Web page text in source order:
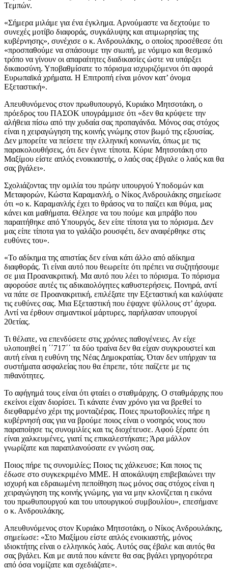
Τεμπών.
«Σήμερα μιλάμε για ένα έγκλημα. Αρνούμαστε να δεχτούμε το
συνεχές μοτίβο διαφοράς, συγκάλυψης και ατιμωρησίας της
κυβέρνησης», συνέχισε ο κ. Ανδρουλάκης, ο οποίος προσέθεσε ότι
«προσπαθούμε να σπάσουμε την σιωπή, με νόμιμο και θεσμικό
τρόπο να γίνουν οι απαραίτητες διαδικασίες ώστε να υπάρξει
δικαιοσύνη. Υποβαθμίσατε το πόρισμα ισχυριζόμενοι ότι αφορά
Ευρωπαϊκά χρήματα. Η Επιτροπή είναι μόνον κατ’ όνομα
Εξεταστική».
Απευθυνόμενος στον πρωθυπουργό, Κυριάκο Μητσοτάκη, ο
πρόεδρος του ΠΑΣΟΚ υπογράμμισε ότι «δεν θα κρύψετε την
αλήθεια πίσω από την χυδαία σας προπαγάνδα. Μόνος σας στόχος
είναι η χειραγώγηση της κοινής γνώμης στον βωμό της εξουσίας.
Δεν μπορείτε να πείσετε την ελληνική κοινωνία, όπως με τις
παρακολουθήσεις, ότι δεν έγινε τίποτα. Κύριε Μητσοτάκη στο
Μαξίμου είστε απλός ενοικιαστής, ο λαός σας έβγαλε ο λαός και θα
σας βγάλει».
Σχολιάζοντας την ομιλία του πρώην υπουργού Υποδομών και
Μεταφορών, Κώστα Καραμανλή, ο Νίκος Ανδρουλάκης σημείωσε
ότι «ο κ. Καραμανλής έχει το θράσος να το παίζει και θύμα, μας
κάνει και μαθήματα. Θέλησε να του πούμε και μπράβο που
παραιτήθηκε από Υπουργός, δεν είπε τίποτα για το πόρισμα. Δεν
μας είπε τίποτα για το γαλάζιο ρουσφέτι, δεν αναφέρθηκε στις
ευθύνες του».
«Το αδίκημα της απιστίας δεν είναι κάτι άλλο από αδίκημα
διαφθοράς. Τι είναι αυτό που θεωρείτε ότι πρέπει να συζητήσουμε
σε μια Προανακριτική. Μα αυτό που λέει το πόρισμα. Το πόρισμα
αφορούσε αυτές τις αδικαιολόγητες καθυστερήσεις. Πονηρά, αντί
να πάτε σε Προανακριτική, επιλέξατε την Εξεταστική και καλύψατε
τις ευθύνες σας. Μια Εξεταστική που έψαχνε ψύλλους στ’ άχυρα.
Αντί να έρθουν σημαντικοί μάρτυρες, παρήλασαν υπουργοί
20ετίας.
Τι θέλατε, να επενδύσετε στις χρόνιες παθογένειες. Αν είχε
υλοποιηθεί η ΄΄717΄΄ τα δύο τραίνα δεν θα είχαν συγκρουστεί και
αυτή είναι η ευθύνη της Νέας Δημοκρατίας. Όταν δεν υπήρχαν τα
συστήματα ασφαλείας που θα έπρεπε, τότε παίζετε με τις
πιθανότητες.
Το αφήγημά τους είναι ότι φταίει ο σταθμάρχης. Ο σταθμάρχης που
εκείνοι είχαν διορίσει. Τι κάνατε έναν χρόνο για να βρεθεί το
διεφθαρμένο χέρι της μονταζιέρας. Ποιες πρωτοβουλίες πήρε η
κυβέρνησή σας για να βρούμε ποιος είναι ο νοσηρός νους που
παραποίησε τις συνομιλίες και τις διοχέτευσε. Αφού ξέρατε ότι
είναι χαλκευμένες, γιατί τις επικαλεστήκατε; Άρα μάλλον
γνωρίζατε και παραπλανούσατε εν γνώση σας.
Ποιος πήρε τις συνομιλίες; Ποιος τις χάλκευσε; Και ποιος τις
έδωσε στο συγκεκριμένο ΜΜΕ. Η αποκάλυψη επιβεβαιώνει την
ισχυρή και εδραιωμένη πεποίθηση πως μόνος σας στόχος είναι η
χειραγώγηση της κοινής γνώμης, για να μην κλονίζεται η εικόνα
του πρωθυπουργού και του υπουργικού συμβουλίου», επεσήμανε
ο κ. Ανδρουλάκης.
Απευθυνόμενος στον Κυριάκο Μητσοτάκη, ο Νίκος Ανδρουλάκης,
σημείωσε: «Στο Μαξίμου είστε απλός ενοικιαστής, μόνος
ιδιοκτήτης είναι ο ελληνικός λαός. Αυτός σας έβαλε και αυτός θα
σας βγάλει. Και με αυτά που κάνετε θα σας βγάλει γρηγορότερα
από όσα νομίζατε και σχεδιάζατε».